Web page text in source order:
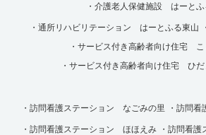
・介護老人保健施設 はーとふ
・通所リハビリテーション はーとふる東山
・サービス付き高齢者向け住宅 こ
・サービス付き高齢者向け住宅 ひ
・訪問看護ステーション なごみの里 ・訪問
・訪問看護ステーション ほほえみ ・訪問看